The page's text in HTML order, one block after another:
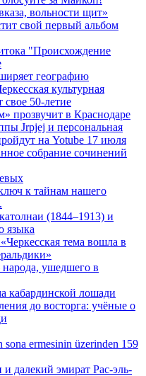
вольности щит»
свой первый альбом
"Происхождение
географию
культурная
свое 50-летие
прозвучит в Краснодаре
Jrpjej и персональная
на Yotube 17 июля
собрание сочинений
к тайнам нашего
(1844–1913) и
языка
тема вошла в
ушедшего в
кабардинской лошади
до восторга: учёные о
sona ermesinin üzerinden 159
далекий эмират Рас-эль-